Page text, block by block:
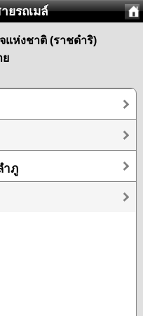
ยรถเมล์
แห่งชาติ (ราชดำริ)
ย
ำภู